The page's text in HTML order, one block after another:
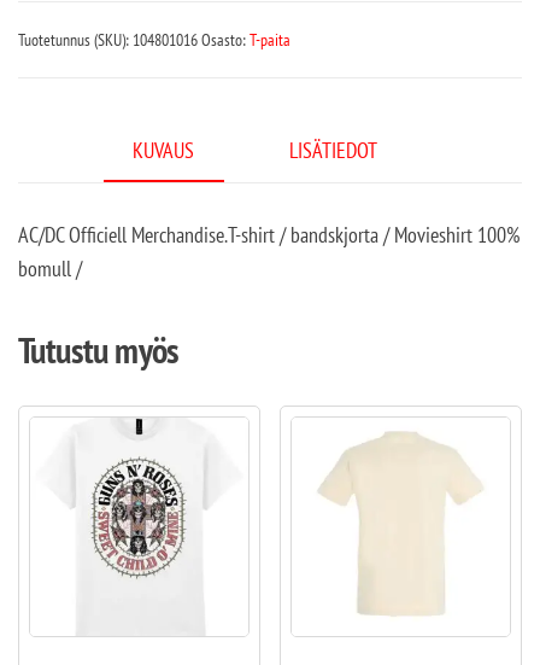
Tuotetunnus (SKU): 104801016Osasto:T-paita
KUVAUS LISÄTIEDOT
AC/DC Officiell Merchandise.T-shirt / bandskjorta / Movieshirt 100%
bomull /
Tutustu myös